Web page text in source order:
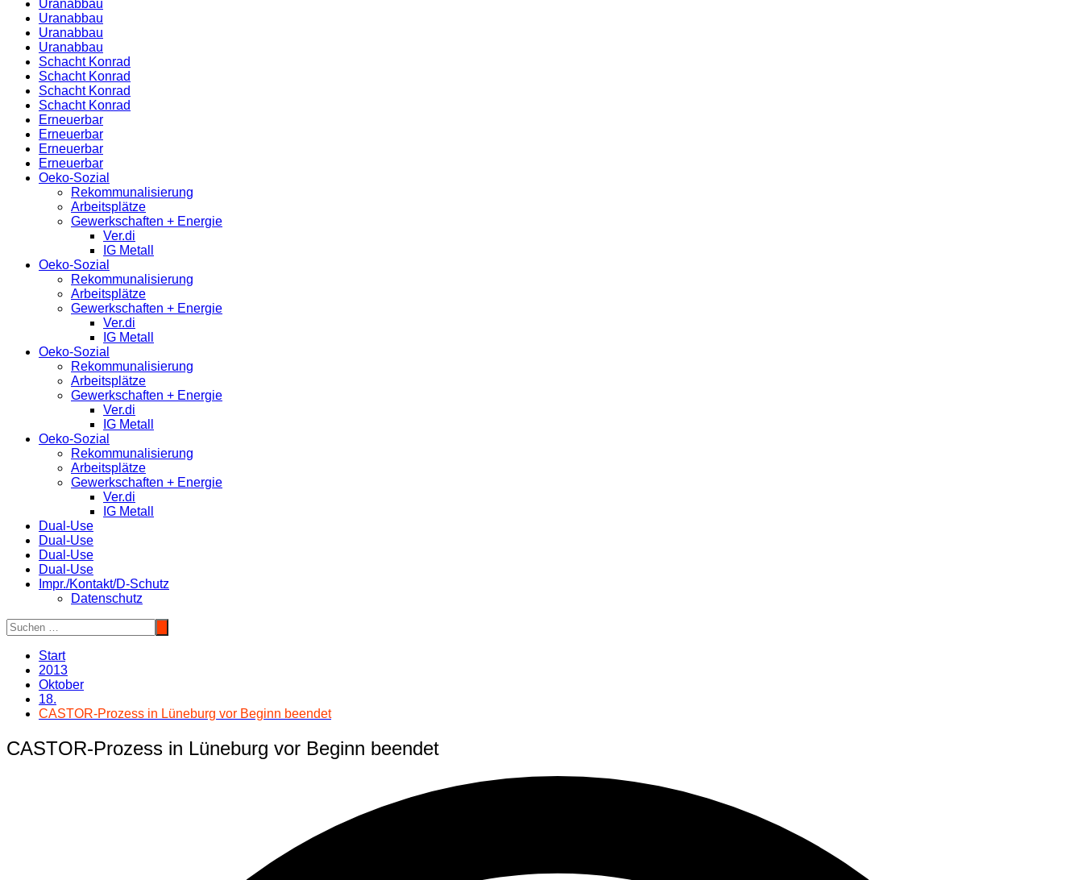
Uranabbau
Uranabbau
Uranabbau
Uranabbau
Schacht Konrad
Schacht Konrad
Schacht Konrad
Schacht Konrad
Erneuerbar
Erneuerbar
Erneuerbar
Erneuerbar
Oeko-Sozial
Rekommunalisierung
Arbeitsplätze
Gewerkschaften + Energie
Ver.di
IG Metall
Oeko-Sozial
Rekommunalisierung
Arbeitsplätze
Gewerkschaften + Energie
Ver.di
IG Metall
Oeko-Sozial
Rekommunalisierung
Arbeitsplätze
Gewerkschaften + Energie
Ver.di
IG Metall
Oeko-Sozial
Rekommunalisierung
Arbeitsplätze
Gewerkschaften + Energie
Ver.di
IG Metall
Dual-Use
Dual-Use
Dual-Use
Dual-Use
Impr./Kontakt/D-Schutz
Datenschutz
Start
2013
Oktober
18.
CASTOR-Prozess in Lüneburg vor Beginn beendet
CASTOR-Prozess in Lüneburg vor Beginn beendet